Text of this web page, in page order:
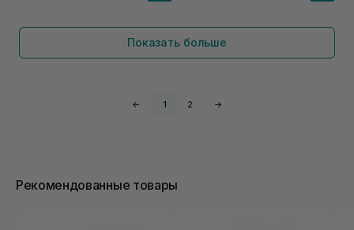
Показать больше
← 1 2 →
Рекомендованные товары